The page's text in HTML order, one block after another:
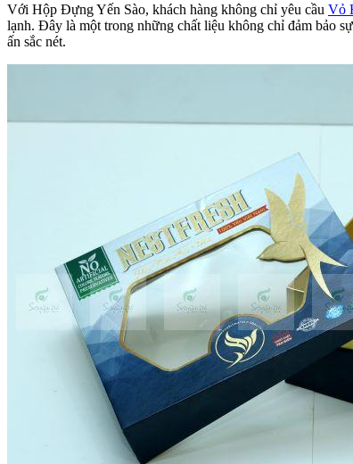
Với Hộp Đựng Yến Sào, khách hàng không chỉ yêu cầu Vỏ
lạnh. Đây là một trong những chất liệu không chỉ đảm bảo
ấn sắc nét.